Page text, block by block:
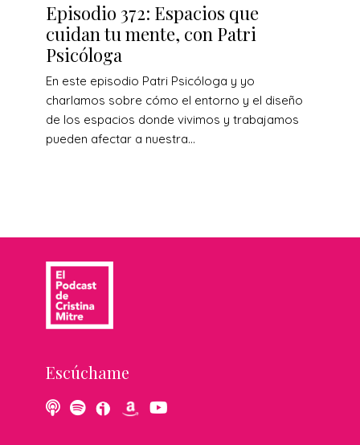
Episodio 372: Espacios que
cuidan tu mente, con Patri
Psicóloga
En este episodio Patri Psicóloga y yo
charlamos sobre cómo el entorno y el diseño
de los espacios donde vivimos y trabajamos
pueden afectar a nuestra...
Escúchame